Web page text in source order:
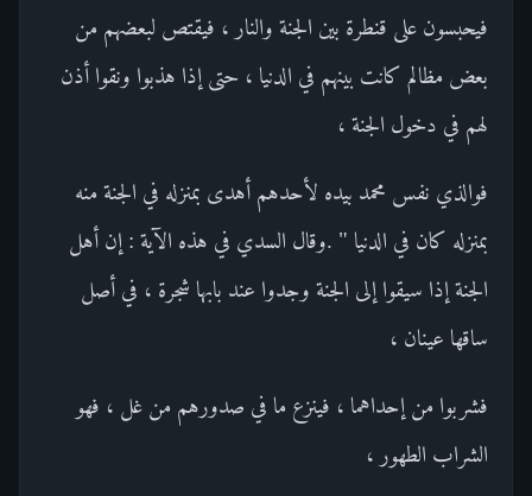
فيحبسون على قنطرة بين الجنة والنار ، فيقتص لبعضهم من
بعض مظالم كانت بينهم في الدنيا ، حتى إذا هذبوا ونقوا أذن
لهم في دخول الجنة ،
فوالذي نفس محمد بيده لأحدهم أهدى بمنزله في الجنة منه
بمنزله كان في الدنيا " .وقال السدي في هذه الآية : إن أهل
الجنة إذا سيقوا إلى الجنة وجدوا عند بابها شجرة ، في أصل
ساقها عينان ،
فشربوا من إحداهما ، فينزع ما في صدورهم من غل ، فهو
الشراب الطهور ،